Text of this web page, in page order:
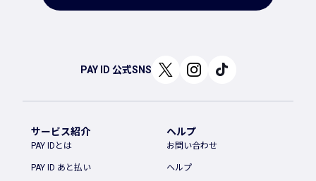
PAY ID 公式SNS
サービス紹介
PAY IDとは
PAY ID あと払い
ヘルプ
お問い合わせ
ヘルプ